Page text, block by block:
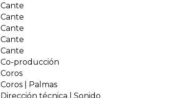
Cante
Cante
Cante
Cante
Cante
Co-producción
Coros
Coros | Palmas
Dirección técnica | Sonido